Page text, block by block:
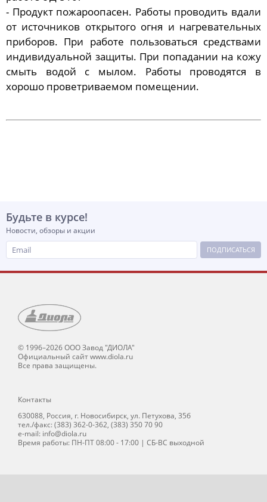
- Продукт пожароопасен. Работы проводить вдали
от источников открытого огня и нагревательных
приборов. При работе пользоваться средствами
индивидуальной защиты. При попадании на кожу
смыть водой с мылом. Работы проводятся в
хорошо проветриваемом помещении.
Будьте в курсе!
Новости, обзоры и акции
ПОДПИСАТЬСЯ
© 1996–2026 ООО Завод "ДИОЛА"
Официальный сайт www.diola.ru
Все права защищены.
Контакты
630088, Россия, г. Новосибирск, ул. Петухова, 35б
тел./факс: (383) 362-0-362, (383) 350 70 90
e-mail: info@diola.ru
Время работы: ПН-ПТ 08:00 - 17:00 | СБ-ВС выходной